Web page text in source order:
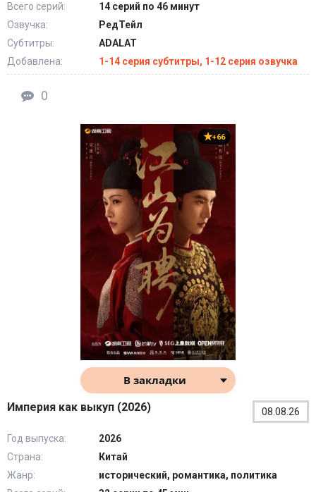
Всего серий:
14 серий по 46 минут
Озвучка:
РедТейл
Субтитры:
ADALAT
Добавлена:
1-14 серия субтитры, 1-12 серия озвучка
0
+66
В закладки
Империя как выкуп (2026) 08.08.26
Год выпуска:
2026
Страна:
Китай
Жанр:
исторический, романтика, политика